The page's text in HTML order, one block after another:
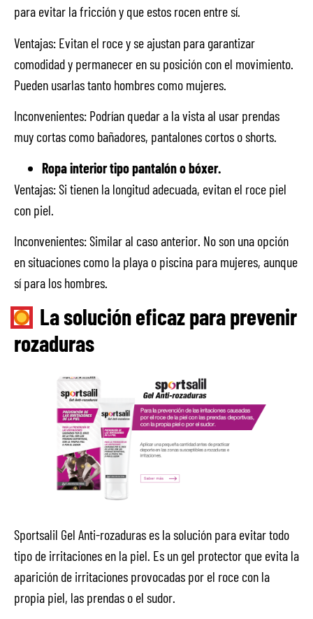
para evitar la fricción y que estos rocen entre sí.
Ventajas: Evitan el roce y se ajustan para garantizar
comodidad y permanecer en su posición con el movimiento.
Pueden usarlas tanto hombres como mujeres.
Inconvenientes: Podrían quedar a la vista al usar prendas
muy cortas como bañadores, pantalones cortos o shorts.
Ropa interior tipo pantalón o bóxer.
Ventajas: Si tienen la longitud adecuada, evitan el roce piel
con piel.
Inconvenientes: Similar al caso anterior. No son una opción
en situaciones como la playa o piscina para mujeres, aunque
sí para los hombres.
La solución eficaz para prevenir
rozaduras
Sportsalil Gel Anti-rozaduras es la solución para evitar todo
tipo de irritaciones en la piel. Es un gel protector que evita la
aparición de irritaciones provocadas por el roce con la
propia piel, las prendas o el sudor.